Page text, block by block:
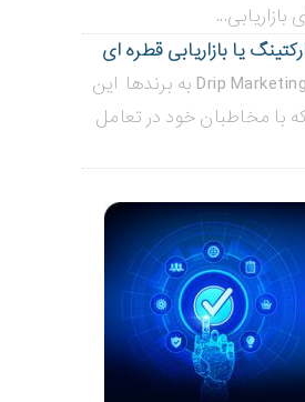
یا بازاریابی قطره ای
بازاریابی قطره ای Drip Marketing به برندها این
با مخاطبان خود در تعامل